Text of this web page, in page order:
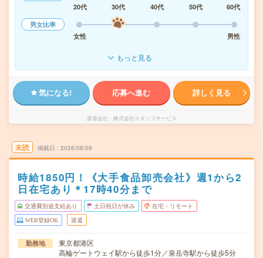
20代
30代 40代 50代
60代
男女比率
女性
男性
もっと見る
気になる! 応募へ進む 詳しく見る
派遣会社 株式会社スタッフサービス
未読 掲載日 2026/08/09
時給1850円！《大手食品卸売会社》週1から2
日在宅あり＊17時40分まで
交通費別途支給あり 土日祝日が休み 在宅・リモート
WEB登録OK 派遣
勤務地
東京都港区
高輪ゲートウェイ駅から徒歩1分／泉岳寺駅から徒歩5分